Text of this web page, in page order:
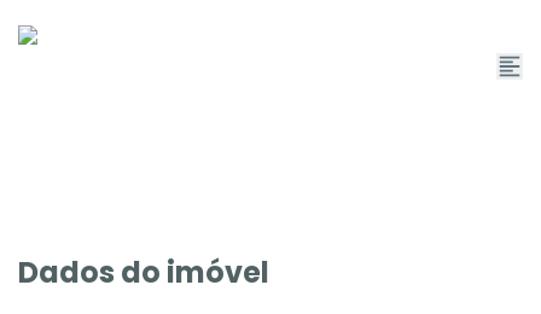
Dados do imóvel